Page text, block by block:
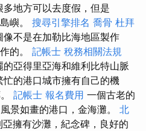
地方可以去度假，但是
嶼。 搜尋引擎排名 喬骨 杜拜
不是在加勒比海地區製作
的。 記帳士 稅務相關法規
的亞得里亞海和維利比特山脈
的港口城市擁有自己的機
記帳士 報名費用 一個古老的
景如畫的港口，金海灘。 北
亞擁有沙灘，紀念碑，良好的